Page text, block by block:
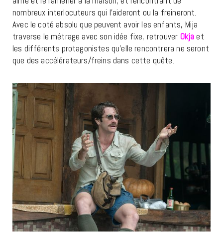
nombreux interlocuteurs qui l’aideront ou la freineront.
Avec le coté absolu que peuvent avoir les enfants, Mija
traverse le métrage avec son idée fixe, retrouver Okja et
les différents protagonistes qu’elle rencontrera ne seront
que des accélérateurs/freins dans cette quête.